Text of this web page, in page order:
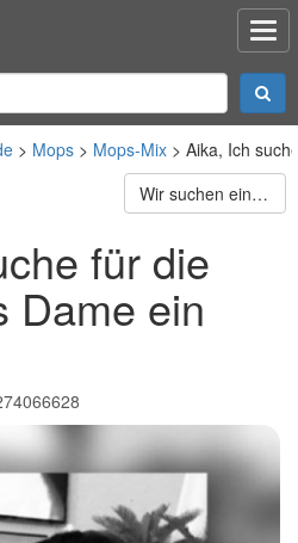
Mops Mops-Mix
Aika, Ich
Wir suchen ein gemütliches neuse Zuhause... Wir sind
für die
Dame ein